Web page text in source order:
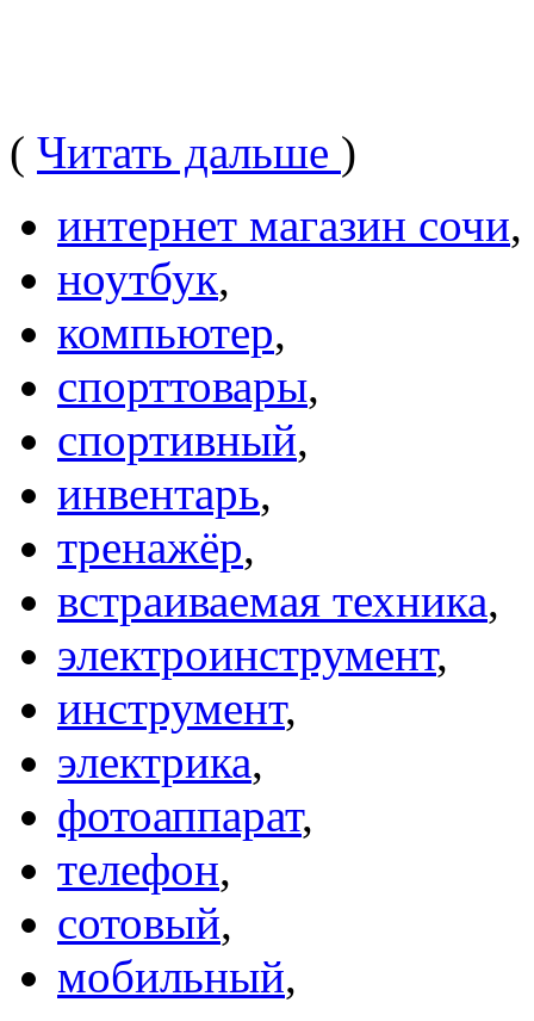
( Читать дальше )
интернет магазин сочи,
ноутбук,
компьютер,
спорттовары,
спортивный,
инвентарь,
тренажёр,
встраиваемая техника,
электроинструмент,
инструмент,
электрика,
фотоаппарат,
телефон,
сотовый,
мобильный,